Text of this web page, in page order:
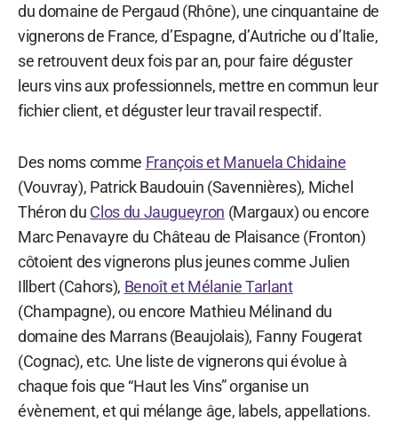
du domaine de Pergaud (Rhône), une cinquantaine de
vignerons de France, d’Espagne, d’Autriche ou d’Italie,
se retrouvent deux fois par an, pour faire déguster
leurs vins aux professionnels, mettre en commun leur
fichier client, et déguster leur travail respectif.
Des noms comme François et Manuela Chidaine
(Vouvray), Patrick Baudouin (Savennières), Michel
Théron du Clos du Jaugueyron (Margaux) ou encore
Marc Penavayre du Château de Plaisance (Fronton)
côtoient des vignerons plus jeunes comme Julien
Illbert (Cahors), Benoît et Mélanie Tarlant
(Champagne), ou encore Mathieu Mélinand du
domaine des Marrans (Beaujolais), Fanny Fougerat
(Cognac), etc. Une liste de vignerons qui évolue à
chaque fois que “Haut les Vins” organise un
évènement, et qui mélange âge, labels, appellations.